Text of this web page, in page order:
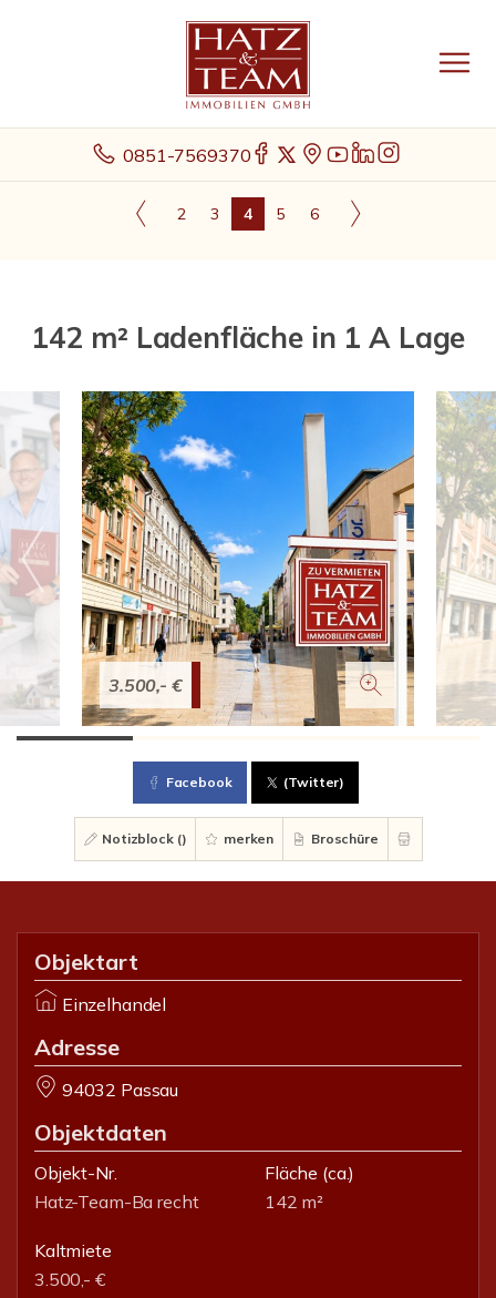
0851-7569370
2 3 4 5 6
142 m² Ladenfläche in 1 A Lage
3.500,- €
Facebook (Twitter)
Notizblock () merken Broschüre
Objektart
Einzelhandel
Adresse
94032 Passau
Objektdaten
Objekt-Nr.
Hatz-Team-Ba recht
Fläche (ca.)
142 m²
Kaltmiete
3.500,- €